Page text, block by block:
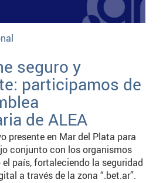
seguro y
participamos de
de ALEA
presente en Mar del Plata para
conjunto con los organismos
país, fortaleciendo la seguridad
a través de la zona “.bet.ar”.